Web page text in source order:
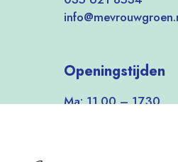
Openingstijden
Ma: 11.00 – 17.30